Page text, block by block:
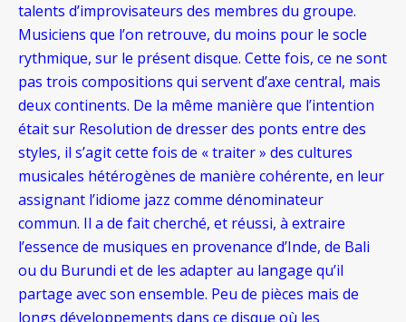
talents d’improvisateurs des membres du groupe.
Musiciens que l’on retrouve, du moins pour le socle
rythmique, sur le présent disque. Cette fois, ce ne sont
pas trois compositions qui servent d’axe central, mais
deux continents. De la même manière que l’intention
était sur Resolution de dresser des ponts entre des
styles, il s’agit cette fois de « traiter » des cultures
musicales hétérogènes de manière cohérente, en leur
assignant l’idiome jazz comme dénominateur
commun. Il a de fait cherché, et réussi, à extraire
l’essence de musiques en provenance d’Inde, de Bali
ou du Burundi et de les adapter au langage qu’il
partage avec son ensemble. Peu de pièces mais de
longs développements dans ce disque où les